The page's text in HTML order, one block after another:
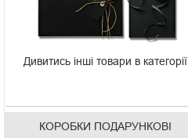
Дивитись інші товари в категорії
КОРОБКИ ПОДАРУНКОВІ